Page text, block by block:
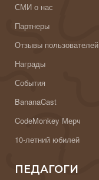
СМИ о нас
Партнеры
Отзывы пользователей
Награды
События
BananaCast
CodeMonkey Мерч
10-летний юбилей
ПЕДАГОГИ